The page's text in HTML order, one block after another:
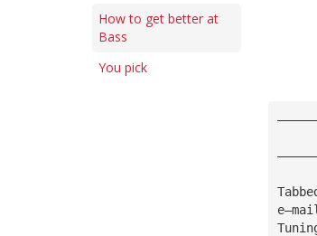
How to get better at
Bass
You pick